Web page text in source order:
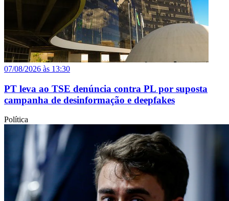
07/08/2026 às 13:30
PT leva ao TSE denúncia contra PL por suposta
campanha de desinformação e deepfakes
Política